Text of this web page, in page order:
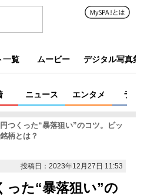
一覧 ムービー デジタル写真集
ニュース エンタメ ライフ
つくった“暴落狙い”のコツ。ビッ
柄とは？
投稿日：2023年12月27日 11:53
った“暴落狙い”の